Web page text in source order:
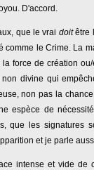
D'accord.
que le vrai doitêtre
comme le Crime. La
force de création
divine qui
non pas la
espèce de
que les signatures
et je parle
intense et vide